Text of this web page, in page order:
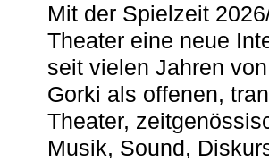
Mit der Spielzeit
Theater eine neue
seit vielen Jahren
Gorki als offenen,
Theater,
Musik, Sound,